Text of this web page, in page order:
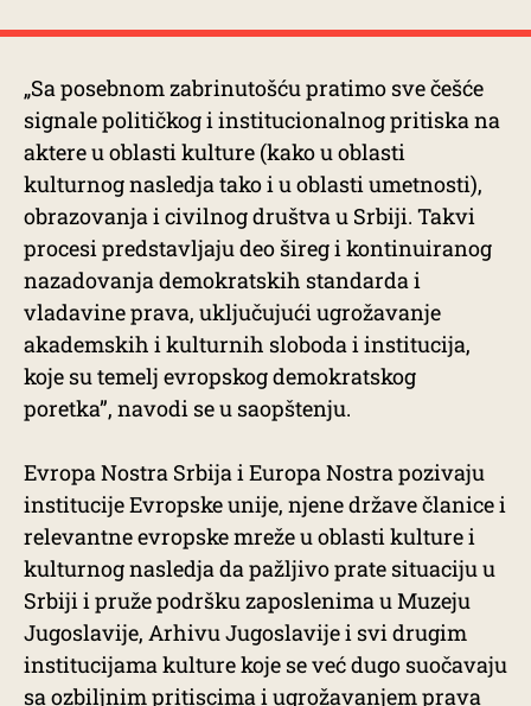
„Sa posebnom zabrinutošću pratimo sve češće
signale političkog i institucionalnog pritiska na
aktere u oblasti kulture (kako u oblasti
kulturnog nasledja tako i u oblasti umetnosti),
obrazovanja i civilnog društva u Srbiji. Takvi
procesi predstavljaju deo šireg i kontinuiranog
nazadovanja demokratskih standarda i
vladavine prava, uključujući ugrožavanje
akademskih i kulturnih sloboda i institucija,
koje su temelj evropskog demokratskog
poretka”, navodi se u saopštenju.
Evropa Nostra Srbija i Europa Nostra pozivaju
institucije Evropske unije, njene države članice i
relevantne evropske mreže u oblasti kulture i
kulturnog nasledja da pažljivo prate situaciju u
Srbiji i pruže podršku zaposlenima u Muzeju
Jugoslavije, Arhivu Jugoslavije i svi drugim
institucijama kulture koje se već dugo suočavaju
sa ozbiljnim pritiscima i ugrožavanjem prava